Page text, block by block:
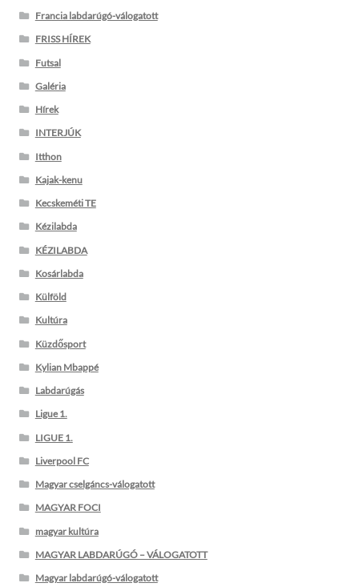
Francia labdarúgó-válogatott
FRISS HÍREK
Futsal
Galéria
Hírek
INTERJÚK
Itthon
Kajak-kenu
Kecskeméti TE
Kézilabda
KÉZILABDA
Kosárlabda
Külföld
Kultúra
Küzdősport
Kylian Mbappé
Labdarúgás
Ligue 1.
LIGUE 1.
Liverpool FC
Magyar cselgáncs-válogatott
MAGYAR FOCI
magyar kultúra
MAGYAR LABDARÚGÓ – VÁLOGATOTT
Magyar labdarúgó-válogatott